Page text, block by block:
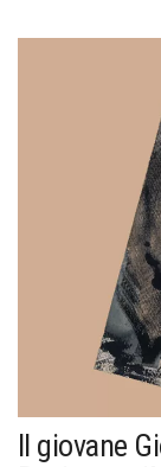
Il giovane